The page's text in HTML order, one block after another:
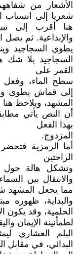
الأشعار من
شعريا إلى انسياب
هنا أقرب إلى
والإبداعية. ثم
يطوي السجاجيد
السجاجيد بلا شك
القمر على
سطح الماء، وفعل
إلى قماش يطوى
المشهد، ويلاحظ هنا
أن النص يأتي
بهذا الفعل
المزدوج.
أما الرمزية
الراحتين
وتشكل هالة حول
والانتقال بين
مما يجعل المشهد
والبداية، ظهوره
الحلمية، وقد يكون
لطمأنينة الإيمان
البلم العشاري
البدائي، في مقابل